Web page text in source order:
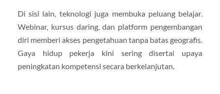
Di sisi lain, teknologi juga membuka peluang belajar.
Webinar, kursus daring, dan platform pengembangan
diri memberi akses pengetahuan tanpa batas geografis.
Gaya hidup pekerja kini sering disertai upaya
peningkatan kompetensi secara berkelanjutan.